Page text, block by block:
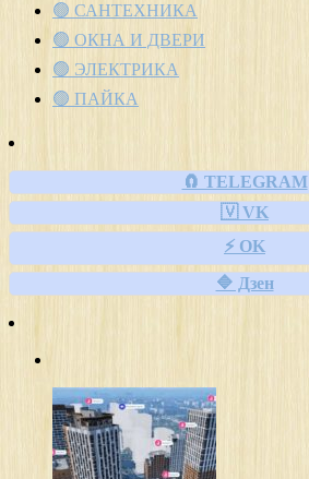
🟢 САНТЕХНИКА
🟢 ОКНА И ДВЕРИ
🟢 ЭЛЕКТРИКА
🟢 ПАЙКА
🧲 TELEGRAM
🇻 VK
⚡ OK
🔷 Дзен